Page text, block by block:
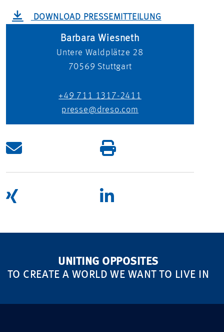
DOWNLOAD PRESSEMITTEILUNG
Barbara Wiesneth
Untere Waldplätze 28
70569 Stuttgart
+49 711 1317-2411
presse@dreso.com
UNITING OPPOSITES
TO CREATE A WORLD WE WANT TO LIVE IN